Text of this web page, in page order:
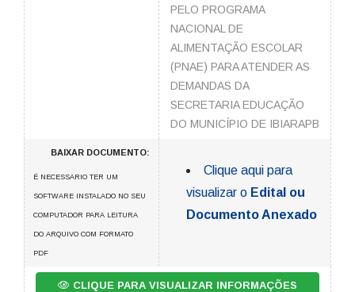
PELO PROGRAMA
NACIONAL DE
ALIMENTAÇÃO ESCOLAR
(PNAE) PARA ATENDER AS
DEMANDAS DA
SECRETARIA EDUCAÇÃO
DO MUNICÍPIO DE IBIARAPB
BAIXAR DOCUMENTO:
É NECESSARIO TER UM
SOFTWARE INSTALADO NO SEU
COMPUTADOR PARA LEITURA
DO ARQUIVO COM FORMATO
PDF
Clique aqui para
visualizar o Edital ou
Documento Anexado
CLIQUE PARA VISUALIZAR INFORMAÇÕES